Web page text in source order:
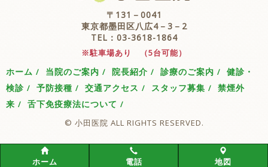
ホーム 電話 地図
〒131－0041
東京都墨田区八広4－3－2
TEL：03-3618-1864
※駐車場あり （5台可能）
ホーム 当院のご案内 院長紹介 診療のご案内
健診・
検診
予防接種 交通アクセス スタッフ募集
禁煙外
来
舌下免疫療法について
© 小田医院 ALL RIGHTS RESERVED.